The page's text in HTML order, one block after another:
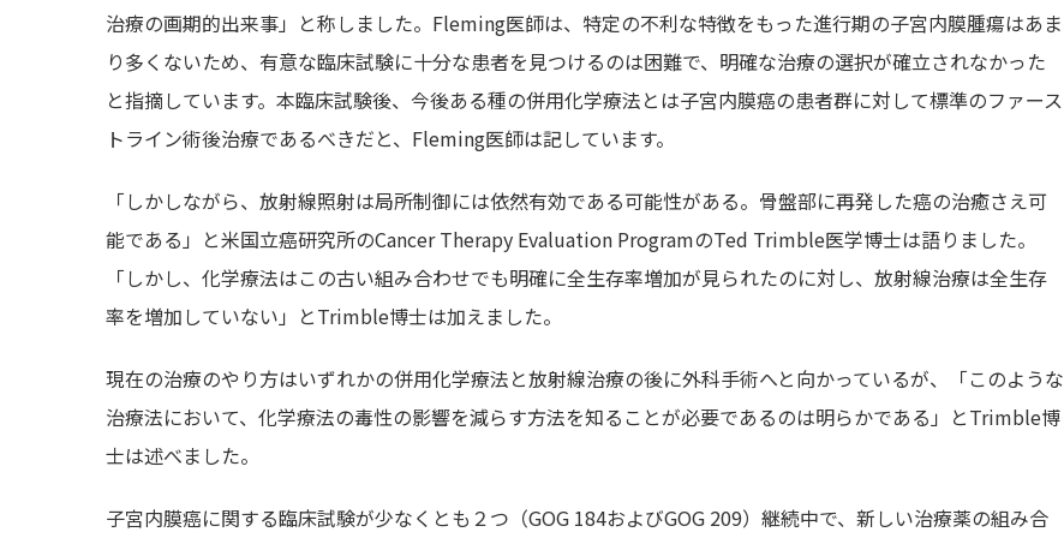
治療の画期的出来事」と称しました。Fleming医師は、特定の不利な特徴をもった進行期の子宮内膜腫瘍はあま
り多くないため、有意な臨床試験に十分な患者を見つけるのは困難で、明確な治療の選択が確立されなかった
と指摘しています。本臨床試験後、今後ある種の併用化学療法とは子宮内膜癌の患者群に対して標準のファース
トライン術後治療であるべきだと、Fleming医師は記しています。
「しかしながら、放射線照射は局所制御には依然有効である可能性がある。骨盤部に再発した癌の治癒さえ可
能である」と米国立癌研究所のCancer Therapy Evaluation ProgramのTed Trimble医学博士は語りました。
「しかし、化学療法はこの古い組み合わせでも明確に全生存率増加が見られたのに対し、放射線治療は全生存
率を増加していない」とTrimble博士は加えました。
現在の治療のやり方はいずれかの併用化学療法と放射線治療の後に外科手術へと向かっているが、「このような
治療法において、化学療法の毒性の影響を減らす方法を知ることが必要であるのは明らかである」とTrimble博
士は述べました。
子宮内膜癌に関する臨床試験が少なくとも２つ（GOG 184およびGOG 209）継続中で、新しい治療薬の組み合